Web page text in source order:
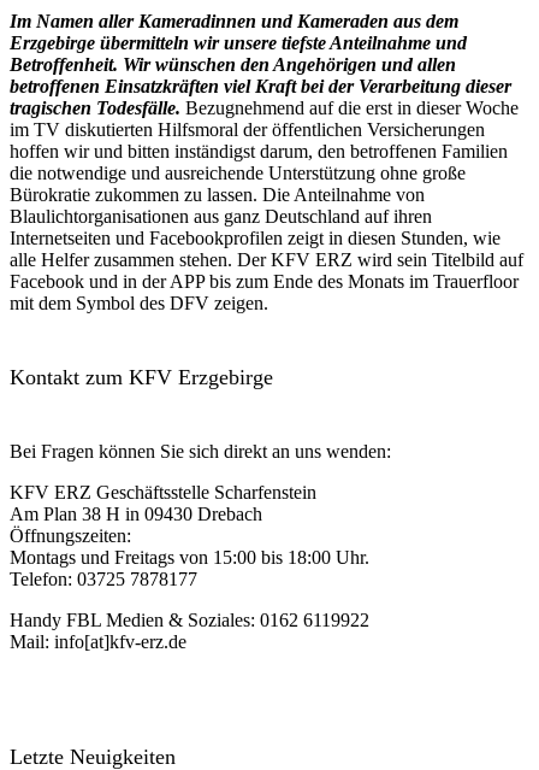
Im Namen aller Kameradinnen und Kameraden aus dem
Erzgebirge übermitteln wir unsere tiefste Anteilnahme und
Betroffenheit. Wir wünschen den Angehörigen und allen
betroffenen Einsatzkräften viel Kraft bei der Verarbeitung dieser
tragischen Todesfälle. Bezugnehmend auf die erst in dieser Woche
im TV diskutierten Hilfsmoral der öffentlichen Versicherungen
hoffen wir und bitten inständigst darum, den betroffenen Familien
die notwendige und ausreichende Unterstützung ohne große
Bürokratie zukommen zu lassen. Die Anteilnahme von
Blaulichtorganisationen aus ganz Deutschland auf ihren
Internetseiten und Facebookprofilen zeigt in diesen Stunden, wie
alle Helfer zusammen stehen. Der KFV ERZ wird sein Titelbild auf
Facebook und in der APP bis zum Ende des Monats im Trauerfloor
mit dem Symbol des DFV zeigen.
Kontakt zum KFV Erzgebirge
Bei Fragen können Sie sich direkt an uns wenden:
KFV ERZ Geschäftsstelle Scharfenstein
Am Plan 38 H in 09430 Drebach
Öffnungszeiten:
Montags und Freitags von 15:00 bis 18:00 Uhr.
Telefon: 03725 7878177
Handy FBL Medien & Soziales: 0162 6119922
Mail: info[at]kfv-erz.de
Letzte Neuigkeiten